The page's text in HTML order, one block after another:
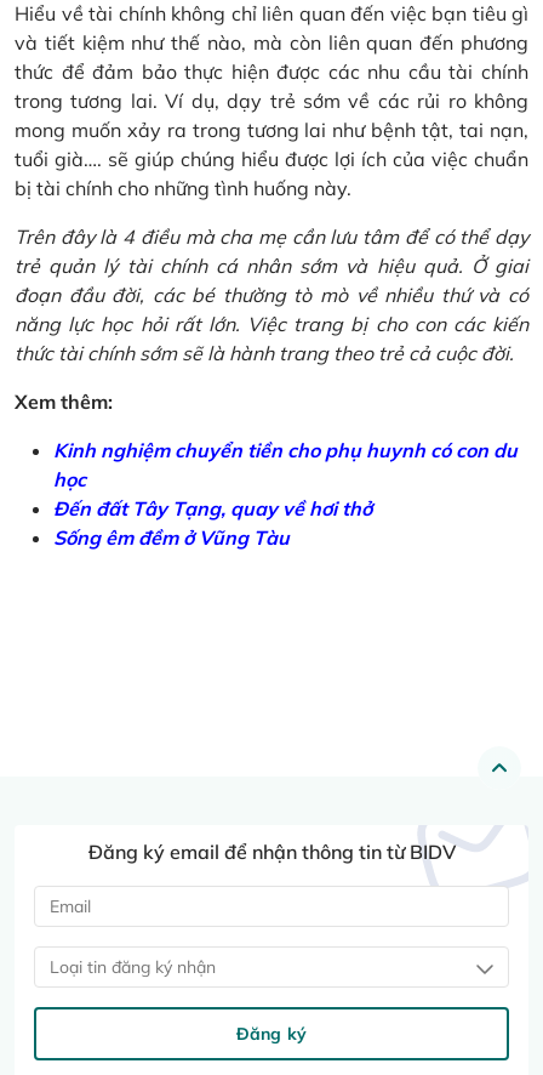
Hiểu về tài chính không chỉ liên quan đến việc bạn tiêu gì
và tiết kiệm như thế nào, mà còn liên quan đến phương
thức để đảm bảo thực hiện được các nhu cầu tài chính
trong tương lai. Ví dụ, dạy trẻ sớm về các rủi ro không
mong muốn xảy ra trong tương lai như bệnh tật, tai nạn,
tuổi già…. sẽ giúp chúng hiểu được lợi ích của việc chuẩn
bị tài chính cho những tình huống này.
Trên đây là 4 điều mà cha mẹ cần lưu tâm để có thể dạy
trẻ quản lý tài chính cá nhân sớm và hiệu quả. Ở giai
đoạn đầu đời, các bé thường tò mò về nhiều thứ và có
năng lực học hỏi rất lớn. Việc trang bị cho con các kiến
thức tài chính sớm sẽ là hành trang theo trẻ cả cuộc đời.
Xem thêm:
Kinh nghiệm chuyển tiền cho phụ huynh có con du
học
Đến đất Tây Tạng, quay về hơi thở
Sống êm đềm ở Vũng Tàu
Đăng ký email để nhận thông tin từ BIDV
Loại tin đăng ký nhận
Đăng ký